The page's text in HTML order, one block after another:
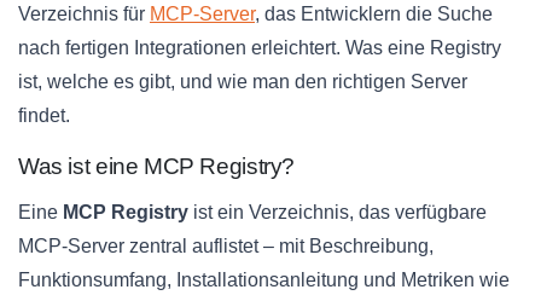
Verzeichnis für MCP-Server, das Entwicklern die Suche
nach fertigen Integrationen erleichtert. Was eine Registry
ist, welche es gibt, und wie man den richtigen Server
findet.
Was ist eine MCP Registry?
Eine MCP Registry ist ein Verzeichnis, das verfügbare
MCP-Server zentral auflistet – mit Beschreibung,
Funktionsumfang, Installationsanleitung und Metriken wie